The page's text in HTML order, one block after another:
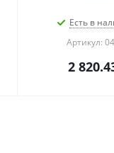
Есть в
Артикул:
2